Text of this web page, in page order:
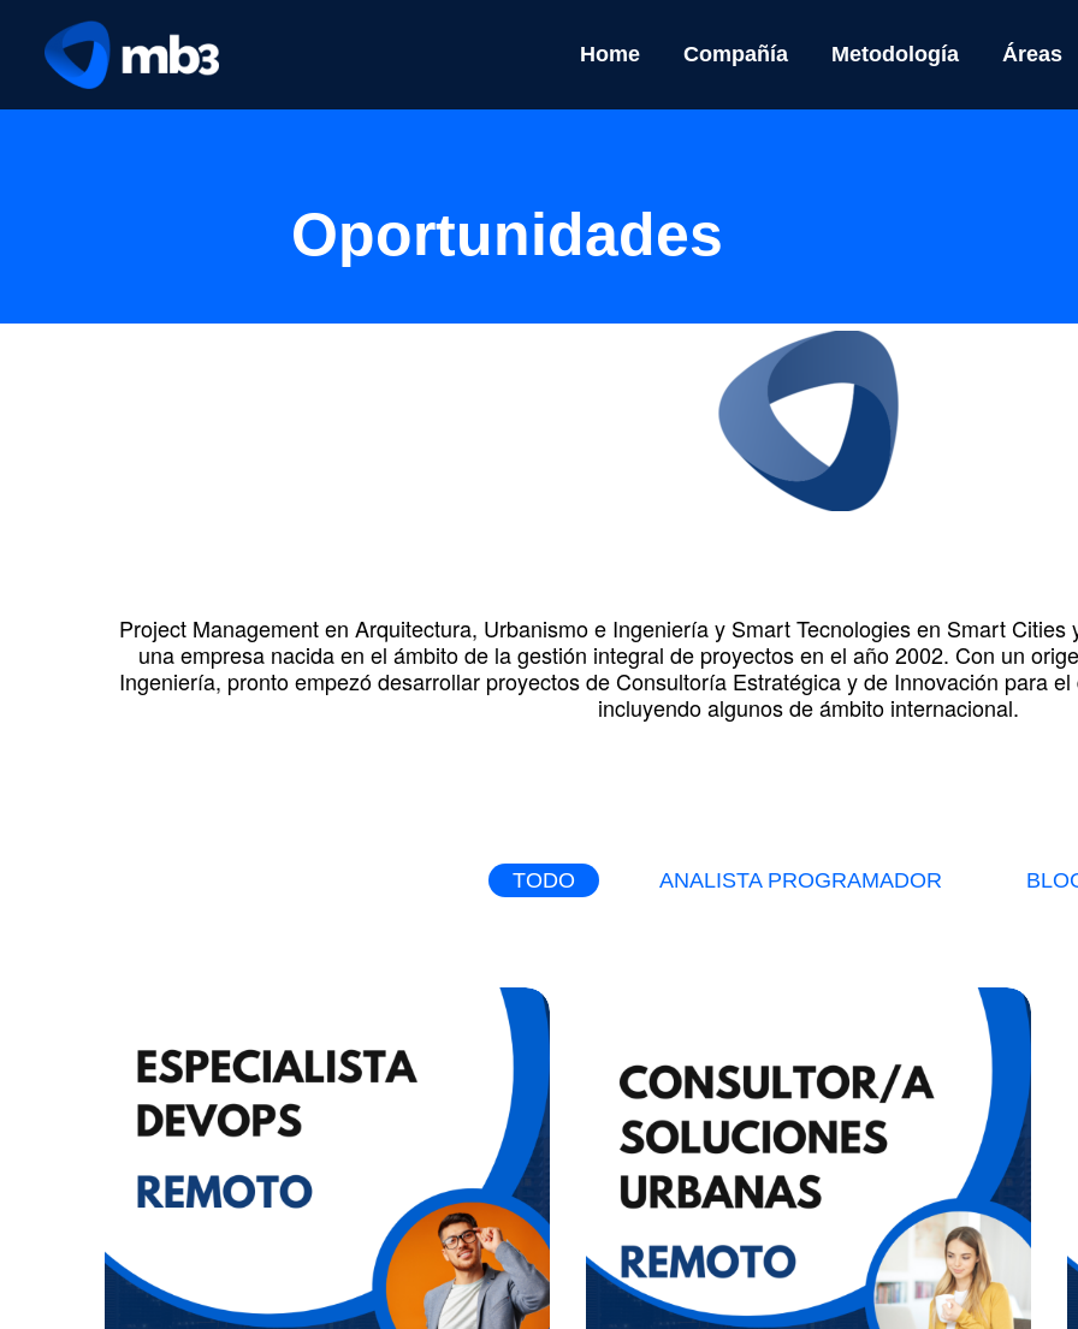
Home Compañía Metodología Áreas
Oportunidades
Project Management en Arquitectura, Urbanismo e Ingeniería y Smart Tecnologies en Smart
una empresa nacida en el ámbito de la gestión integral de proyectos en el año 2002. Con un
Ingeniería, pronto empezó desarrollar proyectos de Consultoría Estratégica y de Innovación para
incluyendo algunos de ámbito internacional.
TODO ANALISTA PROGRAMADOR